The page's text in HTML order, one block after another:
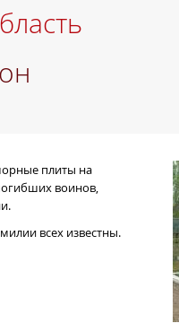
плиты на
воинов,
всех известны.